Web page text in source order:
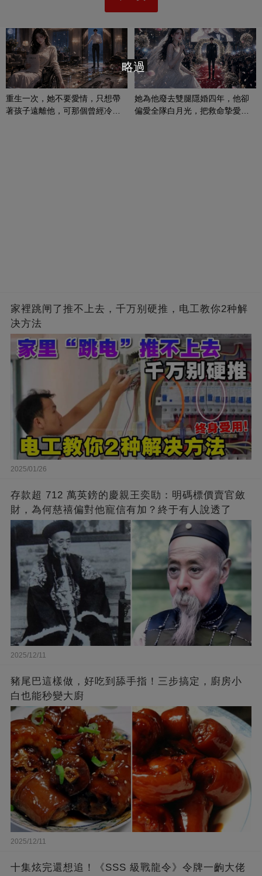
重生一次，她不要愛情，只想帶
著孩子遠離他，可那個曾經冷漠
她為他廢去雙腿隱婚四年，他卻
偏愛全隊白月光，把救命摯愛當
家裡跳闸了推不上去，千万别硬推，电工教你2种解
决方法
2025/01/26
存款超 712 萬英鎊的慶親王奕劻：明碼標價賣官斂
財，為何慈禧偏對他寵信有加？終于有人說透了
2025/12/11
豬尾巴這樣做，好吃到舔手指！三步搞定，廚房小
白也能秒變大廚
2025/12/11
十集炫完還想追！《SSS 級戰龍令》令牌一齣大佬
略過